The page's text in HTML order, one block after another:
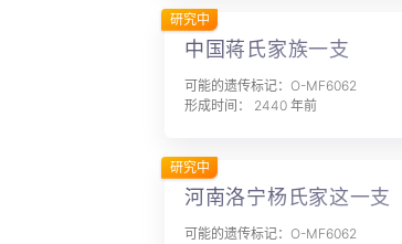
中国蒋氏家族一支
可能的遗传标记：O-MF6062
形成时间： 2440 年前
研究中
河南洛宁杨氏家这一支
可能的遗传标记：O-MF6062
研究中